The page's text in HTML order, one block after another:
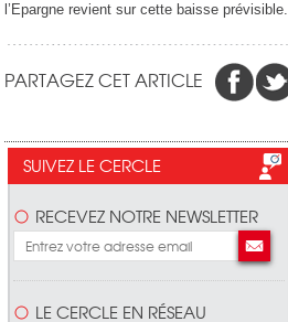
l’Epargne revient sur cette baisse prévisible.
PARTAGEZ CET ARTICLE
SUIVEZ LE CERCLE
RECEVEZ NOTRE NEWSLETTER
LE CERCLE EN RÉSEAU